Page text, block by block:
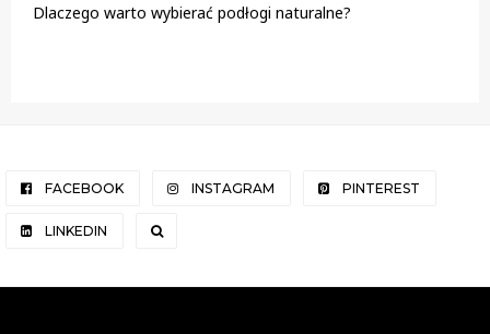
Dlaczego warto wybierać podłogi naturalne?
FACEBOOK INSTAGRAM PINTEREST
LINKEDIN